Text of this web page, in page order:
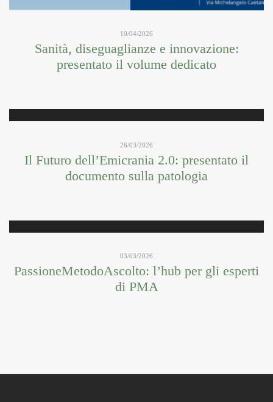
10/04/2026
Sanità, diseguaglianze e innovazione:
presentato il volume dedicato
26/03/2026
Il Futuro dell’Emicrania 2.0: presentato il
documento sulla patologia
03/03/2026
PassioneMetodoAscolto: l’hub per gli esperti
di PMA